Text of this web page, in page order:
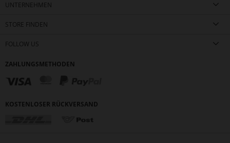
UNTERNEHMEN
STORE FINDEN
FOLLOW US
ZAHLUNGSMETHODEN
KOSTENLOSER RÜCKVERSAND